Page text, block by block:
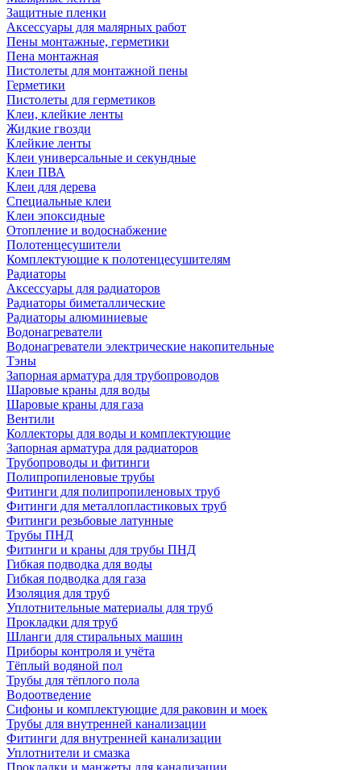
Защитные пленки
Аксессуары для малярных работ
Пены монтажные, герметики
Пена монтажная
Пистолеты для монтажной пены
Герметики
Пистолеты для герметиков
Клеи, клейкие ленты
Жидкие гвозди
Клейкие ленты
Клеи универсальные и секундные
Клеи ПВА
Клеи для дерева
Специальные клеи
Клеи эпоксидные
Отопление и водоснабжение
Полотенцесушители
Комплектующие к полотенцесушителям
Радиаторы
Аксессуары для радиаторов
Радиаторы биметаллические
Радиаторы алюминиевые
Водонагреватели
Водонагреватели электрические накопительные
Тэны
Запорная арматура для трубопроводов
Шаровые краны для воды
Шаровые краны для газа
Вентили
Коллекторы для воды и комплектующие
Запорная арматура для радиаторов
Трубопроводы и фитинги
Полипропиленовые трубы
Фитинги для полипропиленовых труб
Фитинги для металлопластиковых труб
Фитинги резьбовые латунные
Трубы ПНД
Фитинги и краны для трубы ПНД
Гибкая подводка для воды
Гибкая подводка для газа
Изоляция для труб
Уплотнительные материалы для труб
Прокладки для труб
Шланги для стиральных машин
Приборы контроля и учёта
Тёплый водяной пол
Трубы для тёплого пола
Водоотведение
Сифоны и комплектующие для раковин и моек
Трубы для внутренней канализации
Фитинги для внутренней канализации
Уплотнители и смазка
Прокладки и манжеты для канализации